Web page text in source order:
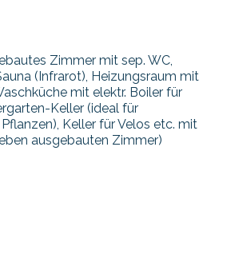
Zimmer mit sep. WC,
(Infrarot), Heizungsraum mit
mit elektr. Boiler für
Keller (ideal für
Keller für Velos etc. mit
ausgebauten Zimmer)